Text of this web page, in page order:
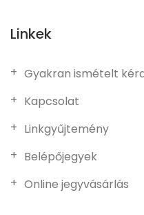
Linkek
Gyakran ismételt
Kapcsolat
Linkgyűjtemény
Belépőjegyek
Online jegyvásárlás